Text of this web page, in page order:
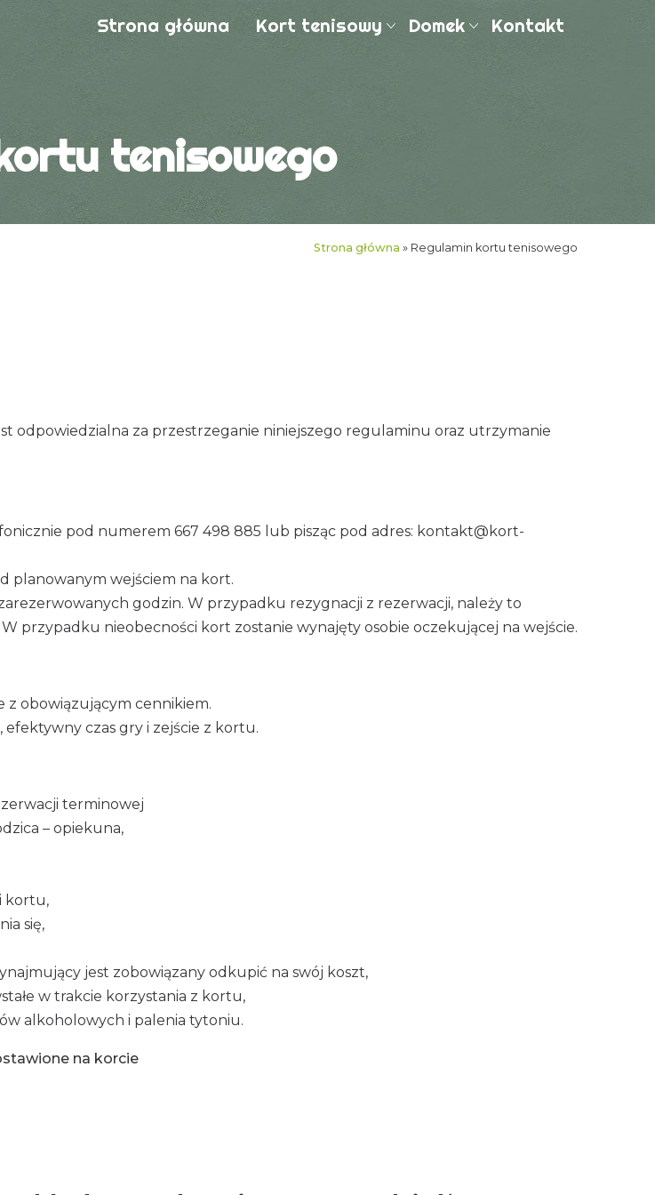
Strona główna Kort tenisowy Domek Kontakt
tenisowego
Strona główna » Regulamin kortu tenisowego
odpowiedzialna za przestrzeganie niniejszego regulaminu oraz utrzymanie
pod numerem 667 498 885 lub pisząc pod adres: kontakt@kort-
planowanym wejściem na kort.
godzin. W przypadku rezygnacji z rezerwacji, należy to
przypadku nieobecności kort zostanie wynajęty osobie oczekującej na wejście.
z obowiązującym cennikiem.
czas gry i zejście z kortu.
terminowej
– opiekuna,
kortu,
się,
jest zobowiązany odkupić na swój koszt,
w trakcie korzystania z kortu,
alkoholowych i palenia tytoniu.
na korcie